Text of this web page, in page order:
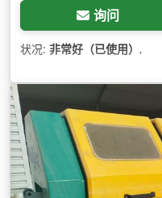
询问
状况: 非常好（已使用） ,